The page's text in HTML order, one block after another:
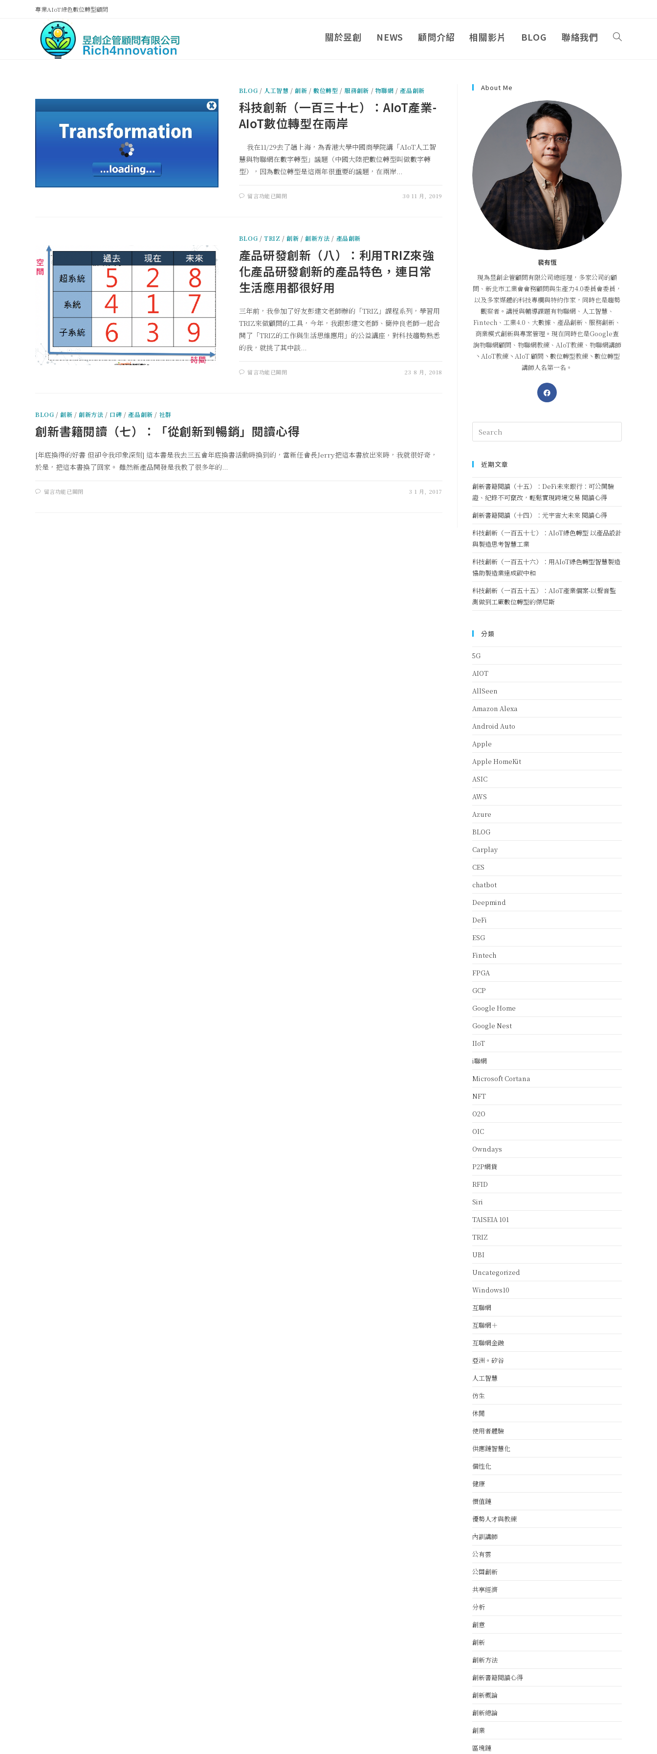
專業AIoT綠色數位轉型顧問
關於昱創 NEWS 顧問介紹 相關影片 BLOG 聯絡我們
BLOG / 人工智慧 /創新 /數位轉型 / 服務創新 / 物聯網 / 產品創新
科技創新（一百三十七）：AIoT產業-
AIoT數位轉型在兩岸
我在11/29去了趟上海，為香港大學中國商學院講「AIoT人工智
慧與物聯網在數字轉型」議題（中國大陸把數位轉型叫做數字轉
型），因為數位轉型是這兩年很重要的議題，在兩岸...
留言功能已關閉 30 11 月, 2019
BLOG /TRIZ /創新 /創新方法 / 產品創新
產品研發創新（八）：利用TRIZ來強
化產品研發創新的產品特色，連日常
生活應用都很好用
三年前，我參加了好友彭建文老師辦的「TRIZ」課程系列，學習用
TRIZ來做顧問的工具，今年，我跟彭建文老師、簡仲良老師一起合
開了「TRIZ的工作與生活思維應用」的公益講座，對科技趨勢熟悉
的我，就挑了其中談...
留言功能已關閉 23 8 月, 2018
BLOG /創新 /創新方法 / 口碑 / 產品創新 / 社群
創新書籍閱讀（七）：「從創新到暢銷」閱讀心得
[年底換得的好書 但卻令我印象深刻] 這本書是我去三五會年底換書活動時換到的，當新任會長Jerry把這本書放出來時，我就很好奇，
於是，把這本書換了回家。 雖然新產品開發是我教了很多年的...
留言功能已關閉 3 1 月, 2017
About Me
裴有恆
現為昱創企管顧問有限公司總經理，多家公司的顧
問、新北市工業會會務顧問與生產力4.0委員會委員，
以及多家媒體的科技專欄與特約作家，同時也是趨勢
觀察者。講授與輔導課題有物聯網、人工智慧、
Fintech、工業4.0、大數據、產品創新、服務創新、
商業模式創新與專案管理。現在同時也是Google查
詢物聯網顧問、物聯網教練、AIoT教練、物聯網講師
丶AIoT教練丶AIoT 顧問丶數位轉型教練丶數位轉型
講師人名第一名。
近期文章
創新書籍閱讀（十五）：DeFi未來銀行：可公開驗
證、紀錄不可竄改，輕鬆實現跨境交易 閱讀心得
創新書籍閱讀（十四）：元宇宙大未來 閱讀心得
科技創新（一百五十七）：AIoT綠色轉型 以產品設計
與製造思考智慧工業
科技創新（一百五十六）：用AIoT綠色轉型智慧製造
協助製造業達成碳中和
科技創新（一百五十五）：AIoT產業個案-以聲音監
測做到工廠數位轉型的傑尼斯
分類
5G
AIOT
AllSeen
Amazon Alexa
Android Auto
Apple
Apple HomeKit
ASIC
AWS
Azure
BLOG
Carplay
CES
chatbot
Deepmind
DeFi
ESG
Fintech
FPGA
GCP
Google Home
Google Nest
IIoT
i聯網
Microsoft Cortana
NFT
O2O
OIC
Owndays
P2P網貸
RFID
Siri
TAISEIA 101
TRIZ
UBI
Uncategorized
Windows10
互聯網
互聯網＋
互聯網金融
亞洲。矽谷
人工智慧
仿生
休閒
使用者體驗
供應鏈智慧化
個性化
健康
價值鏈
優勢人才與教練
內訓講師
公有雲
公關創新
共享經濟
分析
創意
創新
創新方法
創新書籍閱讀心得
創新概論
創新總論
創業
區塊鏈